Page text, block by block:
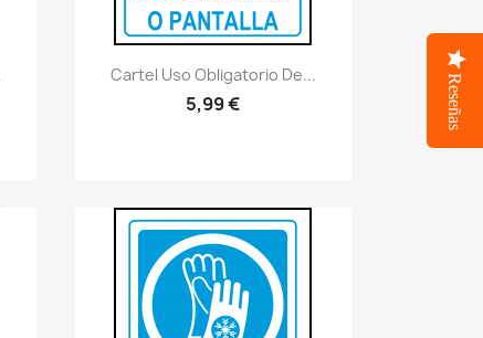
visibility Vistazo rápido
Cartel Uso Obligatorio De...
5,99 € Reseñas